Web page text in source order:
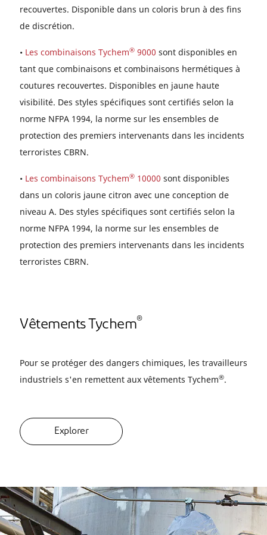
recouvertes. Disponible dans un coloris brun à des fins
de discrétion.
• Les combinaisons Tychem® 9000 sont disponibles en
tant que combinaisons et combinaisons hermétiques à
coutures recouvertes. Disponibles en jaune haute
visibilité. Des styles spécifiques sont certifiés selon la
norme NFPA 1994, la norme sur les ensembles de
protection des premiers intervenants dans les incidents
terroristes CBRN.
• Les combinaisons Tychem® 10000 sont disponibles
dans un coloris jaune citron avec une conception de
niveau A. Des styles spécifiques sont certifiés selon la
norme NFPA 1994, la norme sur les ensembles de
protection des premiers intervenants dans les incidents
terroristes CBRN.
Vêtements Tychem®
Pour se protéger des dangers chimiques, les travailleurs
industriels s'en remettent aux vêtements Tychem®.
Explorer